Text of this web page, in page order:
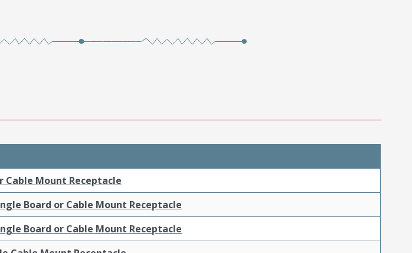
Cable Mount Receptacle
Board or Cable Mount Receptacle
Board or Cable Mount Receptacle